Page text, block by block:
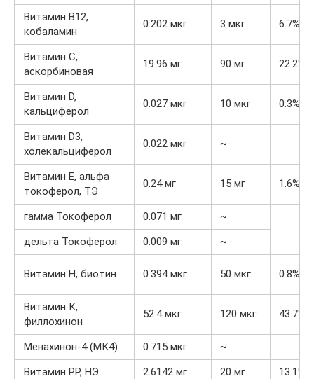
Витамин В12,
кобаламин
0.202 мкг 3 мкг 6.7%
Витамин C,
аскорбиновая
19.96 мг 90 мг 22.2%
Витамин D,
кальциферол
0.027 мкг 10 мкг 0.3%
Витамин D3,
холекальциферол
0.022 мкг ~
Витамин Е, альфа
токоферол, ТЭ
0.24 мг 15 мг 1.6%
гамма Токоферол 0.071 мг
~
дельта Токоферол
0.009 мг ~
Витамин Н, биотин 0.394 мкг 50 мкг 0.8%
Витамин К,
филлохинон
52.4 мкг 120 мкг 43.7%
Менахинон-4 (МК4) 0.715 мкг
~
Витамин РР, НЭ
2.6142 мг 20 мг
13.1%